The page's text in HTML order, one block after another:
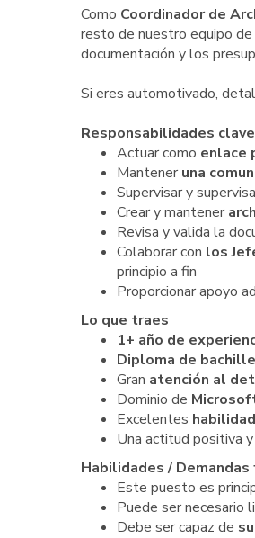
Como Coordinador de
resto de nuestro equipo
documentación y los
Si eres automotivado,
Responsabilidades clave
Actuar como enlace
Mantener una
Supervisar y
Crear y mantener
Revisa y valida la
Colaborar con los
principio a fin
Proporcionar apoyo
Lo que traes
1+ año de
Diploma de
Gran atención al
Dominio de
Excelentes
Una actitud positiva
Habilidades /
Este puesto es
Puede ser necesario
Debe ser capaz de